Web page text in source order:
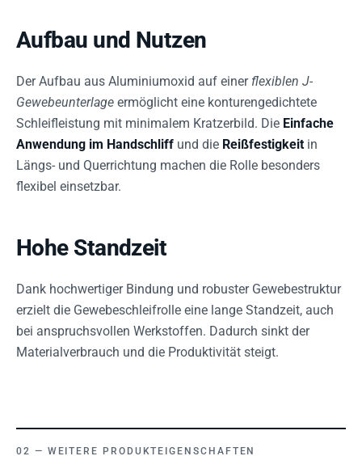
Aufbau und Nutzen
Der Aufbau aus Aluminiumoxid auf einer flexiblen J-
Gewebeunterlage ermöglicht eine konturengedichtete
Schleifleistung mit minimalem Kratzerbild. Die Einfache
Anwendung im Handschliff und die Reißfestigkeit in
Längs- und Querrichtung machen die Rolle besonders
flexibel einsetzbar.
Hohe Standzeit
Dank hochwertiger Bindung und robuster Gewebestruktur
erzielt die Gewebeschleifrolle eine lange Standzeit, auch
bei anspruchsvollen Werkstoffen. Dadurch sinkt der
Materialverbrauch und die Produktivität steigt.
WEITERE PRODUKTEIGENSCHAFTEN